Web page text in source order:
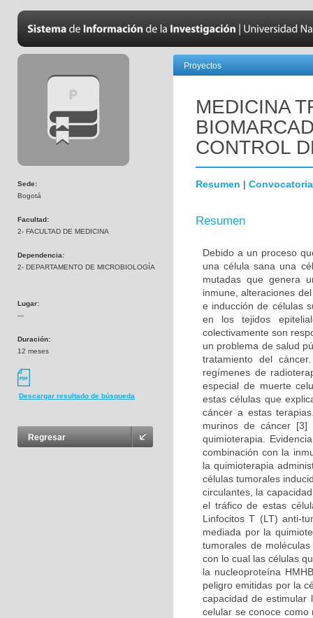
Sede:
Bogotá
Facultad:
2- FACULTAD DE MEDICINA
Dependencia:
2- DEPARTAMENTO DE MICROBIOLOGÍA
Lugar:
---
Duración:
12 meses
Descargar resultado de búsqueda
Regresar
Proyectos
MEDICINA
CONTROL
Resumen | Convocatoria
Resumen
Debido a un proceso
una célula sana una
mutadas que genera
inmune, alteraciones
e inducción de células
en los tejidos
colectivamente son
un problema de salud
tratamiento del
regímenes de
especial de muerte
estas células que
cáncer a estas
murinos de cáncer
quimioterapia.
combinación con la
la quimioterapia
células tumorales
circulantes, la
el tráfico de estas
Linfocitos T (LT) anti-
mediada por la
tumorales de
con lo cual las células
la nucleoproteína
peligro emitidas por la
capacidad de estimular
celular se conoce